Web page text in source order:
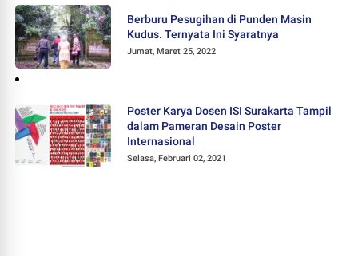
Berburu Pesugihan di Punden Masin
Kudus. Ternyata Ini Syaratnya
Jumat, Maret 25, 2022
Poster Karya Dosen ISI Surakarta Tampil
dalam Pameran Desain Poster
Internasional
Selasa, Februari 02, 2021